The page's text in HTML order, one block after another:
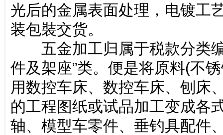
光后的金属表面处理，电镀工
装包裝交货。
五金加工归属于税款分类编
件及架座”类。便是将原料(不
用数控车床、数控车床、刨床
的工程图纸或试品加工变成各
轴、模型车零件、垂钓具配件